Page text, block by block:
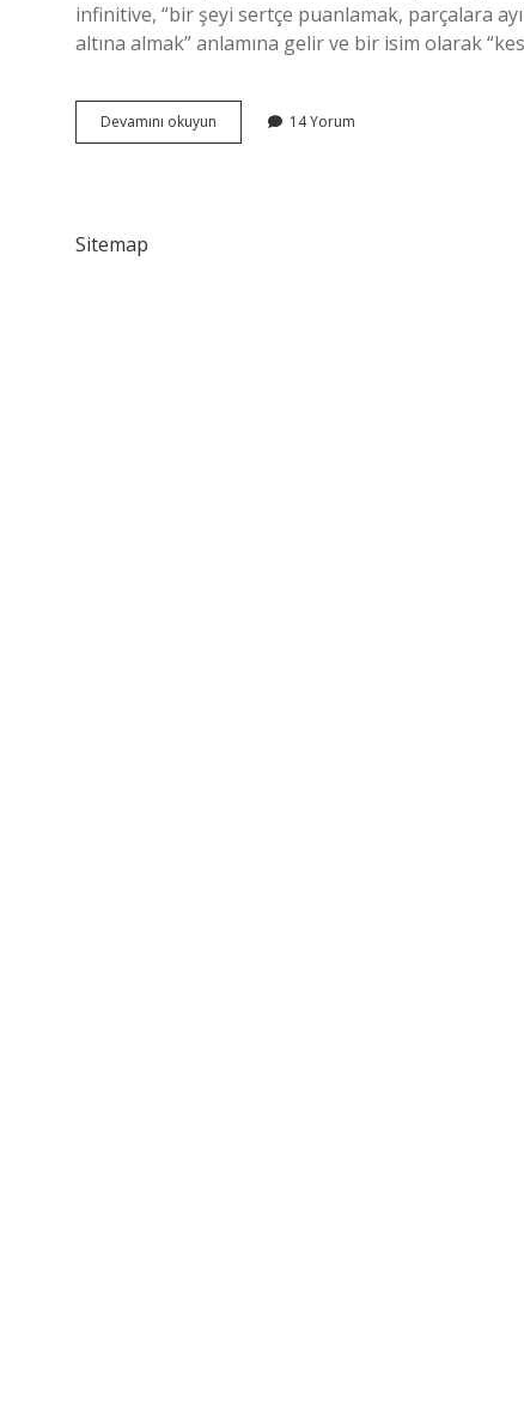
infinitive, “bir şeyi sertçe puanlamak, parçalara
altına almak” anlamına gelir ve bir isim olarak
Devamını okuyun Farzdan
Önce
14 Yorum
Sitemap